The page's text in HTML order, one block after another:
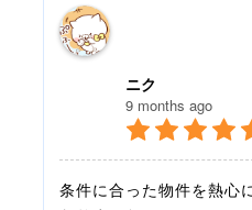
ニク
9 months ago
条件に合った物件を熱心